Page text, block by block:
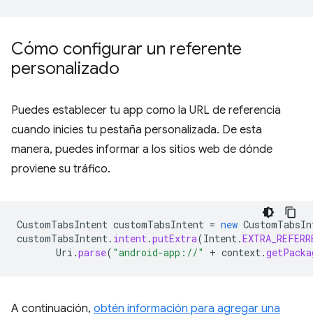
Cómo configurar un referente
personalizado
Puedes establecer tu app como la URL de referencia
cuando inicies tu pestaña personalizada. De esta
manera, puedes informar a los sitios web de dónde
proviene su tráfico.
CustomTabsIntent customTabsIntent = new
customTabsIntent. intent.putExtra(Intent.
Uri .parse( "android-app://" + context.
A continuación, obtén información para agregar una